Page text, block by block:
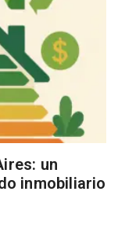
un
inmobiliario